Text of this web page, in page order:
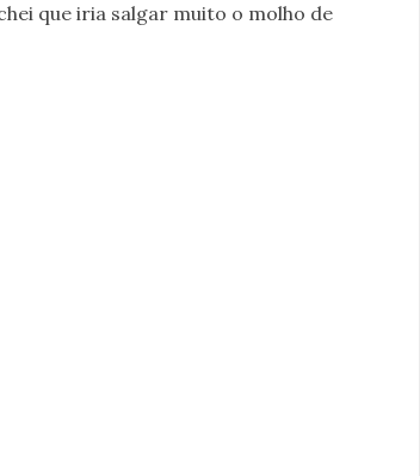
que iria salgar muito o molho de